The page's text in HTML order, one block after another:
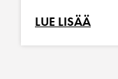
LUE LISÄÄ